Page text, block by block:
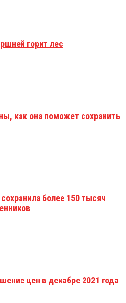
горит лес
как она поможет сохранить
более 150 тысяч
цен в декабре 2021 года